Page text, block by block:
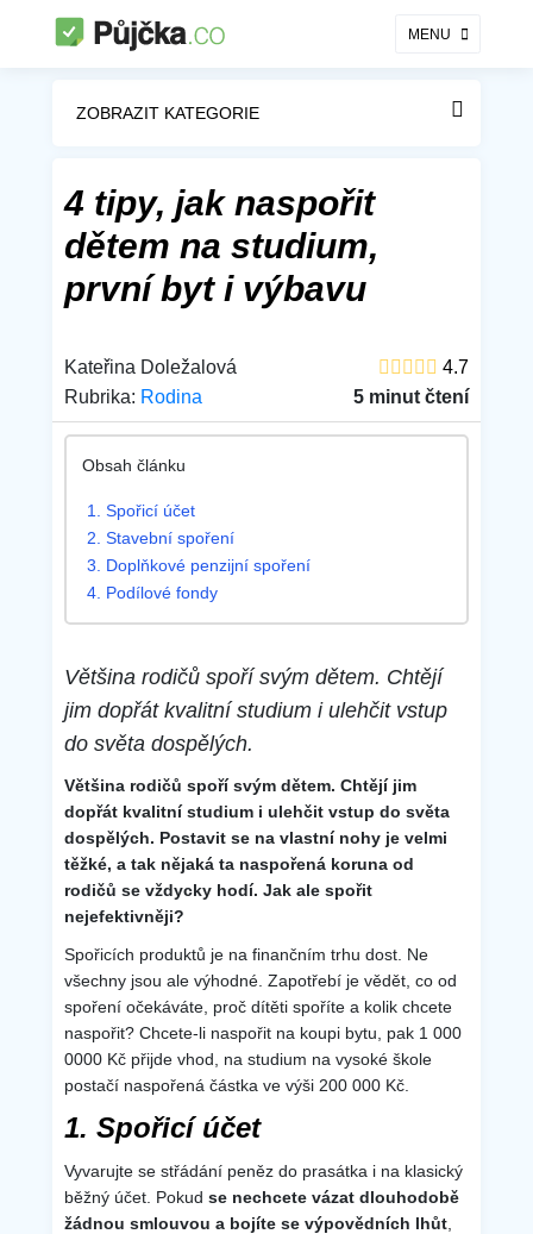
MENU
ZOBRAZIT KATEGORIE
4 tipy, jak naspořit
dětem na studium,
první byt i výbavu
Kateřina Doležalová
4.7
Rubrika: Rodina 5 minut čtení
1. Spořicí účet
2. Stavební spoření
3. Doplňkové penzijní spoření
4. Podílové fondy
Většina rodičů spoří svým dětem. Chtějí
jim dopřát kvalitní studium i ulehčit vstup
do světa dospělých.
Většina rodičů spoří svým dětem. Chtějí jim
dopřát kvalitní studium i ulehčit vstup do světa
dospělých. Postavit se na vlastní nohy je velmi
těžké, a tak nějaká ta naspořená koruna od
rodičů se vždycky hodí. Jak ale spořit
nejefektivněji?
Spořicích produktů je na finančním trhu dost. Ne
všechny jsou ale výhodné. Zapotřebí je vědět, co od
spoření očekáváte, proč dítěti spoříte a kolik chcete
naspořit? Chcete-li naspořit na koupi bytu, pak 1 000
0000 Kč přijde vhod, na studium na vysoké škole
postačí naspořená částka ve výši 200 000 Kč.
1. Spořicí účet
Vyvarujte se střádání peněz do prasátka i na klasický
běžný účet. Pokud se nechcete vázat dlouhodobě
žádnou smlouvou a bojíte se výpovědních lhůt